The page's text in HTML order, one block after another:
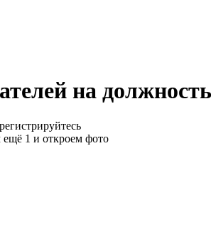
на
1 и откроем фото